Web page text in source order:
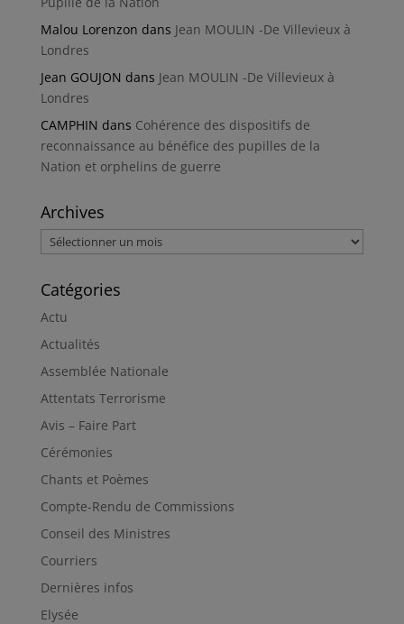
Malou Lorenzon dans Jean MOULIN -De Villevieux à
Londres
Jean GOUJON dans Jean MOULIN -De Villevieux à
Londres
CAMPHIN dans Cohérence des dispositifs de
reconnaissance au bénéfice des pupilles de la
Nation et orphelins de guerre
Archives
Archives
Catégories
Actu
Actualités
Assemblée Nationale
Attentats Terrorisme
Avis – Faire Part
Cérémonies
Chants et Poèmes
Compte-Rendu de Commissions
Conseil des Ministres
Courriers
Dernières infos
Elysée